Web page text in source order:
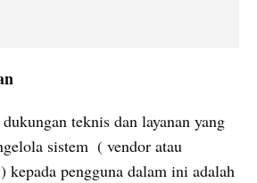
teknis dan layanan yang
sistem  ( vendor atau
kepada pengguna dalam ini adalah